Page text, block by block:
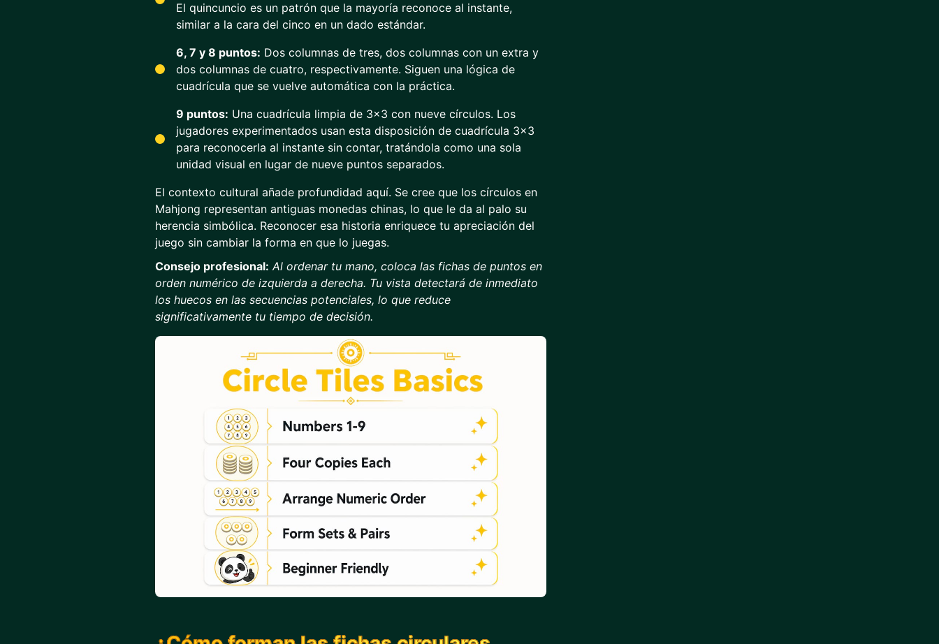
El quincuncio es un patrón que la mayoría reconoce al instante,
similar a la cara del cinco en un dado estándar.
6, 7 y 8 puntos: Dos columnas de tres, dos columnas con un extra y
dos columnas de cuatro, respectivamente. Siguen una lógica de
cuadrícula que se vuelve automática con la práctica.
9 puntos: Una cuadrícula limpia de 3x3 con nueve círculos. Los
jugadores experimentados usan esta disposición de cuadrícula 3x3
para reconocerla al instante sin contar, tratándola como una sola
unidad visual en lugar de nueve puntos separados.
El contexto cultural añade profundidad aquí. Se cree que los círculos en
Mahjong representan antiguas monedas chinas, lo que le da al palo su
herencia simbólica. Reconocer esa historia enriquece tu apreciación del
juego sin cambiar la forma en que lo juegas.
Consejo profesional: Al ordenar tu mano, coloca las fichas de puntos en
orden numérico de izquierda a derecha. Tu vista detectará de inmediato
los huecos en las secuencias potenciales, lo que reduce
significativamente tu tiempo de decisión.